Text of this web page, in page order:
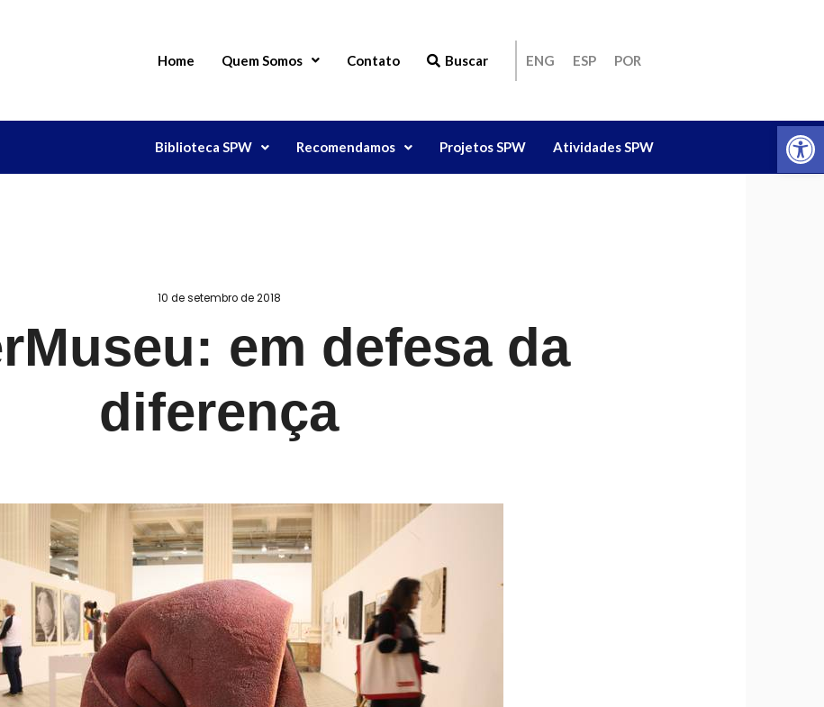
Home Quem Somos Contato Buscar ENG ESP POR
Biblioteca SPW Recomendamos Projetos SPW Atividades SPW
10 de setembro de 2018
em defesa da
diferença